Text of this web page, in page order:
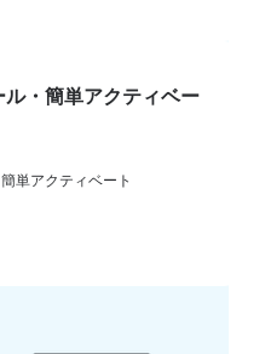
・簡単アクティベー
単アクティベート